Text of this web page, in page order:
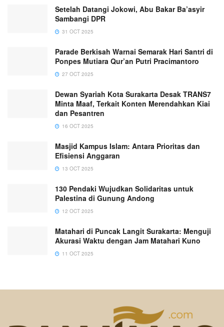
Setelah Datangi Jokowi, Abu Bakar Ba’asyir
Sambangi DPR
31 OCT 2025
Parade Berkisah Warnai Semarak Hari Santri di
Ponpes Mutiara Qur’an Putri Pracimantoro
27 OCT 2025
Dewan Syariah Kota Surakarta Desak TRANS7
Minta Maaf, Terkait Konten Merendahkan Kiai
dan Pesantren
16 OCT 2025
Masjid Kampus Islam: Antara Prioritas dan
Efisiensi Anggaran
13 OCT 2025
130 Pendaki Wujudkan Solidaritas untuk
Palestina di Gunung Andong
12 OCT 2025
Matahari di Puncak Langit Surakarta: Menguji
Akurasi Waktu dengan Jam Matahari Kuno
11 OCT 2025